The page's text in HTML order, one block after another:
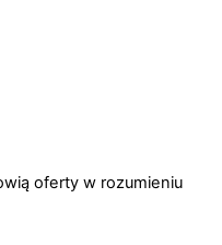
oferty w rozumieniu